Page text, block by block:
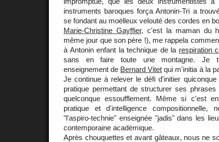
instruments baroques força Antonin-Tri a
se fondant au moëlleux velouté des cordes en
Marie-Christine Gayffier, c'est la maman du
même jour que son père !), me rappela
à Antonin enfant la technique de la respiration
sans en faire toute une montagne. Je
enseignement de Bernard Vitet qui m'initia à la
Je continue à relever le défi d'initier
pratique permettant de structurer ses
quelconque essoufflement. Même si c'est
pratique et d'intelligence compositionnelle,
"l'aspiro-technie" enseignée "jadis" dans les
contemporaine académique.
Après chouquettes et avant gâteaux, nous ne